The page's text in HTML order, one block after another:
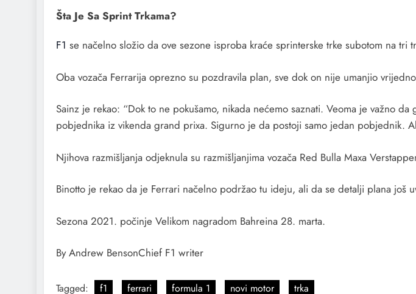
Šta Je Sa Sprint Trkama?
F1 se načelno složio da ove sezone isproba kraće sprinterske trke subotom na tri
Oba vozača Ferrarija oprezno su pozdravila plan, sve dok on nije umanjio
Sainz je rekao: “Dok to ne pokušamo, nikada nećemo saznati. Veoma je važno
pobjednika iz vikenda grand prixa. Sigurno je da postoji samo jedan pobjednik.
Njihova razmišljanja odjeknula su razmišljanjima vozača Red Bulla Maxa
Binotto je rekao da je Ferrari načelno podržao tu ideju, ali da se detalji plana još
Sezona 2021. počinje Velikom nagradom Bahreina 28. marta.
By Andrew BensonChief F1 writer
Tagged: f1 ferrari formula 1 novi motor trka